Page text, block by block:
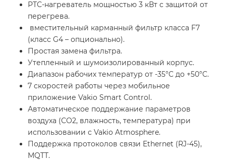
РТС-нагреватель мощностью 3 кВт с защитой от
перегрева.
вместительный карманный фильтр класса F7
(класс G4 – опционально).
Простая замена фильтра.
Утепленный и шумоизолированный корпус.
Диапазон рабочих температур от -35°C до +50°C.
7 скоростей работы через мобильное
приложение Vakio Smart Control.
Автоматическое поддержание параметров
воздуха (СО2, влажность, температура) при
использовании с Vakio Atmosphere.
Поддержка протоколов связи Ethernet (RJ-45),
MQTT.